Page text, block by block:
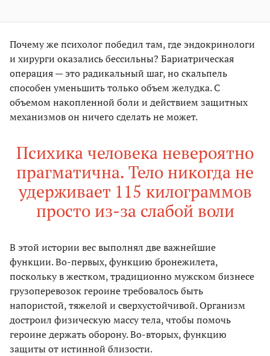
Почему же психолог победил там, где эндокринологи
и хирурги оказались бессильны? Бариатрическая
операция — это радикальный шаг, но скальпель
способен уменьшить только объем желудка. С
объемом накопленной боли и действием защитных
механизмов он ничего сделать не может.
Психика человека невероятно
прагматична. Тело никогда не
удерживает 115 килограммов
просто из-за слабой воли
В этой истории вес выполнял две важнейшие
функции. Во-первых, функцию бронежилета,
поскольку в жестком, традиционно мужском бизнесе
грузоперевозок героине требовалось быть
напористой, тяжелой и сверхустойчивой. Организм
достроил физическую массу тела, чтобы помочь
героине держать оборону. Во-вторых, функцию
защиты от истинной близости.